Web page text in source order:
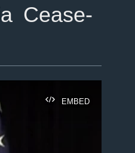
Cease-
EMBED